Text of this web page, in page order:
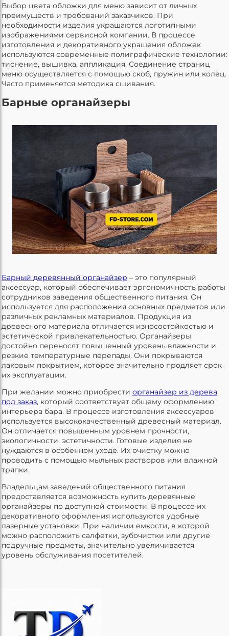
Выбор цвета обложки для меню зависит от личных
преимуществ и требований заказчиков. При
необходимости изделия украшаются логотипными
изображениями сервисной компании. В процессе
изготовления и декоративного украшения обложек
используются современные полиграфические технологии:
тиснение, вышивка, аппликация. Соединение страниц
меню осуществляется с помощью скоб, пружин или колец.
Часто применяется методика сшивания.
Барные органайзеры
Барный деревянный органайзер – это популярный
аксессуар, который обеспечивает эргономичность работы
сотрудников заведения общественного питания. Он
используется для расположения основных предметов или
различных рекламных материалов. Продукция из
древесного материала отличается износостойкостью и
эстетической привлекательностью. Органайзеры
достойно переносят повышенный уровень влажности и
резкие температурные перепады. Они покрываются
лаковым покрытием, которое значительно продляет срок
их эксплуатации.
При желании можно приобрести органайзер из дерева
под заказ, который соответствует общему оформлению
интерьера бара. В процессе изготовления аксессуаров
используется высококачественный древесный материал.
Он отличается повышенным уровнем прочности,
экологичности, эстетичности. Готовые изделия не
нуждаются в особенном уходе. Их очистку можно
проводить с помощью мыльных растворов или влажной
тряпки.
Владельцам заведений общественного питания
предоставляется возможность купить деревянные
органайзеры по доступной стоимости. В процессе их
декоративного оформления используются удобные
лазерные установки. При наличии емкости, в которой
можно расположить салфетки, зубочистки или другие
подручные предметы, значительно увеличивается
уровень обслуживания посетителей.